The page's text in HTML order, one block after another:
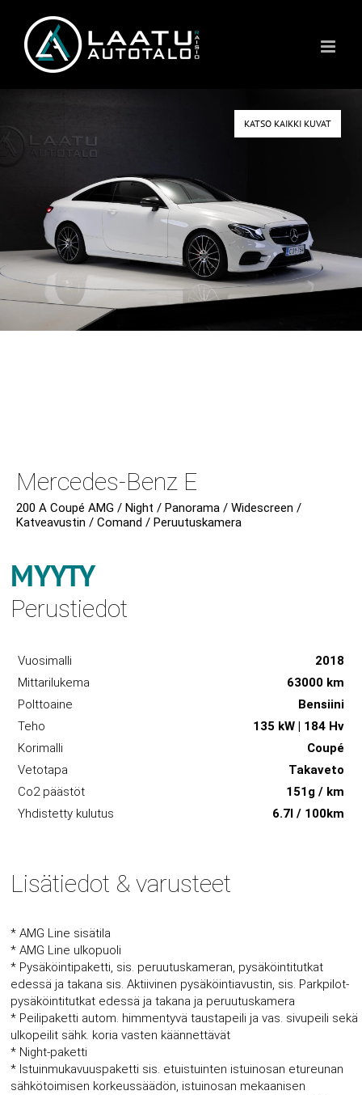
content
KATSO KAIKKI KUVAT
Mercedes-Benz E
200 A Coupé AMG / Night / Panorama / Widescreen /
Katveavustin / Comand / Peruutuskamera
MYYTY
Perustiedot
Vuosimalli
2018
Mittarilukema
63000 km
Polttoaine
Bensiini
Teho
135 kW | 184 Hv
Korimalli
Coupé
Vetotapa
Takaveto
Co2 päästöt
151g / km
Yhdistetty kulutus
6.7l / 100km
Lisätiedot & varusteet
* AMG Line sisätila
* AMG Line ulkopuoli
* Pysäköintipaketti, sis. peruutuskameran, pysäköintitutkat
edessä ja takana sis. Aktiivinen pysäköintiavustin, sis. Parkpilot-
pysäköintitutkat edessä ja takana ja peruutuskamera
* Peilipaketti autom. himmentyvä taustapeili ja vas. sivupeili sekä
ulkopeilit sähk. koria vasten käännettävät
* Night-paketti
* Istuinmukavuuspaketti sis. etuistuinten istuinosan etureunan
sähkötoimisen korkeussäädön, istuinosan mekaanisen